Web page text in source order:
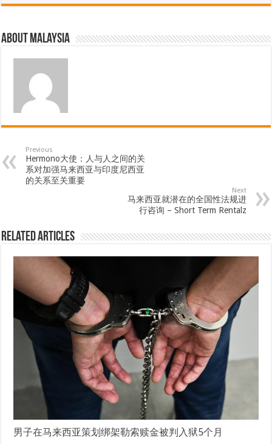
About Malaysia
Previous
Hermono大使：人与人之间的关
系对加强马来西亚与印度尼西亚
的关系至关重要
Next
马来西亚就潜在的全国性法规进
行咨询 – Short Term Rentalz
Related Articles
男子在马来西亚策划绑架勒索赎金被判入狱5个月